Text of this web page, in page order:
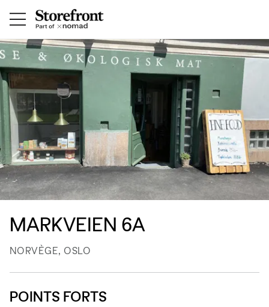
MARKVEIEN 6A
NORVÈGE, OSLO
POINTS FORTS